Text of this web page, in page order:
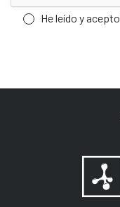
He leído y